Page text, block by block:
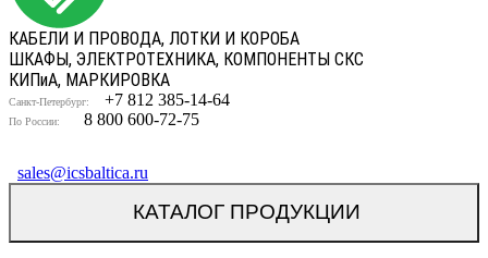
КАБЕЛИ И ПРОВОДА, ЛОТКИ И КОРОБА
ШКАФЫ, ЭЛЕКТРОТЕХНИКА, КОМПОНЕНТЫ СКС
КИПиА, МАРКИРОВКА
Санкт-Петербург: +7 812 385-14-64
По России: 8 800 600-72-75
sales@icsbaltica.ru
КАТАЛОГ ПРОДУКЦИИ